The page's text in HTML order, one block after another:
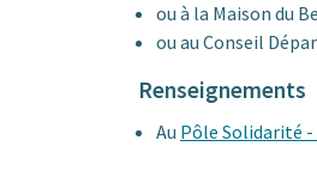
ou à la Maison du
ou au Conseil
Renseignements
Au Pôle Solidarité -